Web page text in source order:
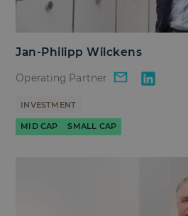
Jan-Philipp Wilckens
Operating Partner
INVESTMENT
MID CAP SMALL CAP